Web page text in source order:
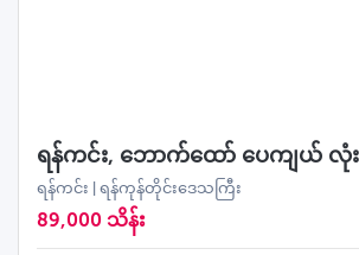
ရန်ကင်း, ဘောက်ထော် ပေကျယ် လုံး
ရန်ကင်း | ရန်ကုန်တိုင်းဒေသကြီး
89,000 သိန်း